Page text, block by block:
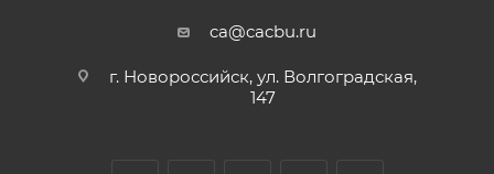
ca@cacbu.ru
г. Новороссийск, ул. Волгоградская,
147